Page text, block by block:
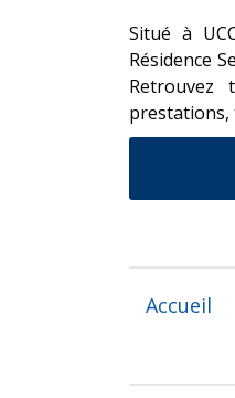
Situé à
Résidence
Retrouvez
prestations,
Accueil